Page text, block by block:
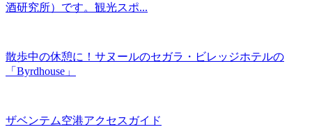
酒研究所）です。観光スポ...
散歩中の休憩に！サヌールのセガラ・ビレッジホテルの
「Byrdhouse」
ザベンテム空港アクセスガイド